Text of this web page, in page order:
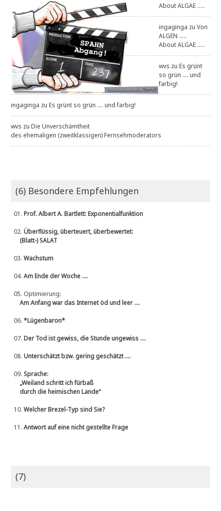
About ALGAE .....
ingaginga zuVon
ALGEN .....
About ALGAE .....
wvs zuEs grünt
so grün .... und
farbig!
ingaginga zuEs grünt so grün .... und farbig!
wvs zuDie Unverschämtheit
des ehemaligen (zweitklassigen) Fernsehmoderators
(6) Besondere Empfehlungen
01.Prof. Albert A. Bartlett: Exponentialfunktion
02.Überflüssig, überteuert, überbewertet:
(Blatt-) SALAT
03.Wachstum
04.Am Ende der Woche ....
05. Optimierung:
Am Anfang war das Internet öd und leer ....
06.*Lügenbaron*
07.Der Tod ist gewiss, die Stunde ungewiss ....
08.Unterschätzt bzw. gering geschätzt ....
09.Sprache:
„Weiland schritt ich fürbaß
durch die heimischen Lande“
10.Welcher Brezel-Typ sind Sie?
11.Antwort auf eine nicht gestellte Frage
(7)